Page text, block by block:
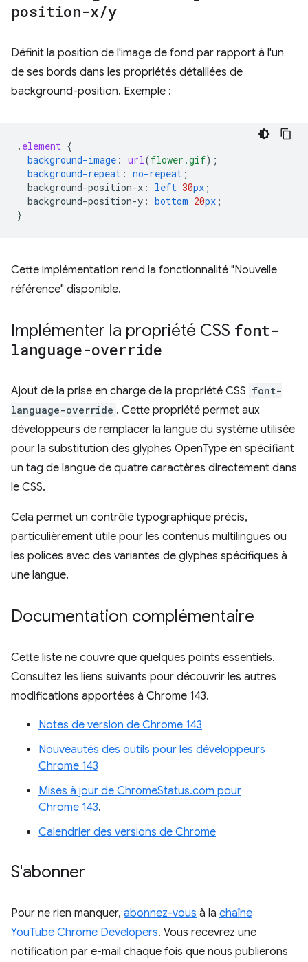
position-x/y
Définit la position de l'image de fond par rapport à l'un
de ses bords dans les propriétés détaillées de
background-position. Exemple :
. element {
background-image : url(flower.gif);
background-repeat : no-repeat ;
background-position-x : left 30px ;
background-position-y : bottom 20px ;
}
Cette implémentation rend la fonctionnalité "Nouvelle
référence" disponible.
Implémenter la propriété CSS font-
language-override
Ajout de la prise en charge de la propriété CSS font-
language-override . Cette propriété permet aux
développeurs de remplacer la langue du système utilisée
pour la substitution des glyphes OpenType en spécifiant
un tag de langue de quatre caractères directement dans
le CSS.
Cela permet un contrôle typographique précis,
particulièrement utile pour les contenus multilingues ou
les polices avec des variantes de glyphes spécifiques à
une langue.
Documentation complémentaire
Cette liste ne couvre que quelques points essentiels.
Consultez les liens suivants pour découvrir les autres
modifications apportées à Chrome 143.
Notes de version de Chrome 143
Nouveautés des outils pour les développeurs
Chrome 143
Mises à jour de ChromeStatus.com pour
Chrome 143.
Calendrier des versions de Chrome
S'abonner
Pour ne rien manquer, abonnez-vous à la chaîne
YouTube Chrome Developers. Vous recevrez une
notification par e-mail chaque fois que nous publierons